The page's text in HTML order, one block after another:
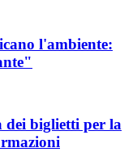
l'ambiente:
dei biglietti per la